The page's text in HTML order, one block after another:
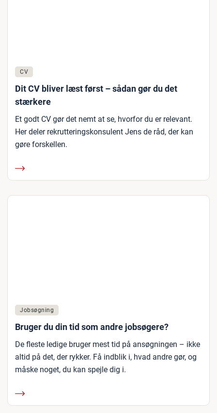
CV
Dit CV bliver læst først – sådan gør du det
stærkere
Et godt CV gør det nemt at se, hvorfor du er relevant.
Her deler rekrutteringskonsulent Jens de råd, der kan
gøre forskellen.
Jobsøgning
Bruger du din tid som andre jobsøgere?
De fleste ledige bruger mest tid på ansøgningen – ikke
altid på det, der rykker. Få indblik i, hvad andre gør, og
måske noget, du kan spejle dig i.